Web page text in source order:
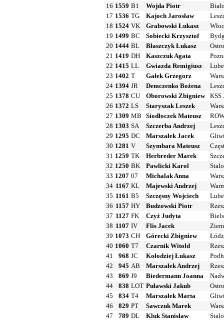
16 1559 B1 Wojda Piotr
17 1536 TG Kajoch Jarosław
18 1524 VK Grabowski Łukasz
19 1499 BC Sobiecki Krzysztof
20 1444 BL Błaszczyk Łukasz
21 1419 DH Kaszczuk Agata
22 1415 LL Gwiazda Remigiusz
23 1402 T Gałek Grzegorz
24 1394 JR Demczenko Bożena
25 1378 CU Oborowski Zbigniew
KSS
26 1372 LS Staryszak Leszek
27 1309 MB Siodłoczek Mateusz
28 1303 SA Szczerba Andrzej
29 1295 DC Marszałek Jacek
30 1281 V Szymbara Mateusz
31 1259 TK Herbreder Marek
32 1250 BK Pawlicki Karol
33 1207 07 Michalak Anna
34 1167 KL Majewski Andrzej
35 1161 B5 Szczęsny Wojciech
36 1157 HY Budzowski Piotr
37 1127 FK Czyż Judyta
38 1107 IV Flis Jacek
39 1073 CH Górecki Zbigniew
40 1060 T7 Czarnik Witold
41
968 JC Kołodziej Łukasz
42
945 AB Marszałek Andrzej
43
869 J9 Biedermann Joanna
44
838 LOT Puławski Jakub
45
834 T4 Marszałek Marta
46
829 PT Sawczuk Marek
47
789 DL Kluk Stanisław